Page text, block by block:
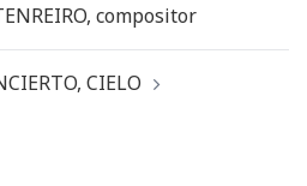
compositor
CIELO